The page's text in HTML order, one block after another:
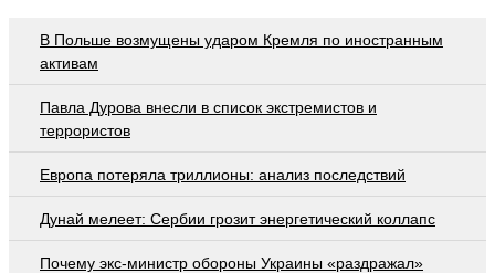
В Польше возмущены ударом Кремля по иностранным
активам
Павла Дурова внесли в список экстремистов и
террористов
Европа потеряла триллионы: анализ последствий
Дунай мелеет: Сербии грозит энергетический коллапс
Почему экс-министр обороны Украины «раздражал»